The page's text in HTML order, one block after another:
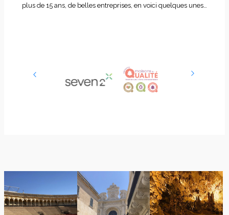
plus de 15 ans, de belles entreprises, en voici quelques unes…